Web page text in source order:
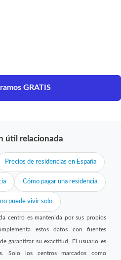
GRATIS
útil relacionada
Precios de residencias en España
Cómo pagar una residencia
puede vivir solo
centro es mantenida por sus propios
estos datos con fuentes
garantizar su exactitud. El usuario es
Solo los centros marcados como